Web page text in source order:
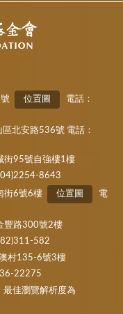
位置圖
電話：
北安路536號 電話：
街95號自強樓1樓
8643
街6號6樓
位置圖
電
豐路300號2樓
582
村135-6號3樓
22275
最佳瀏覽解析度為